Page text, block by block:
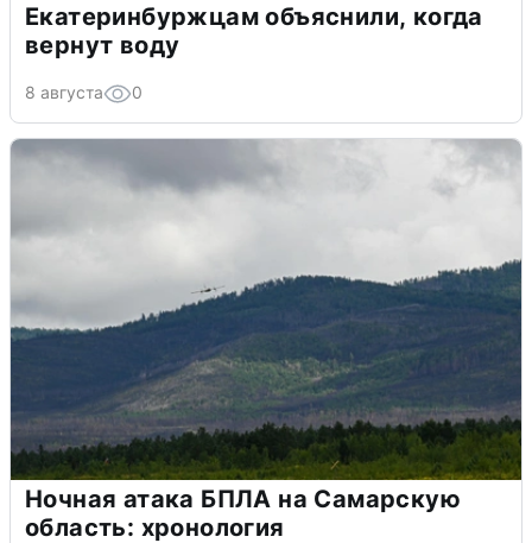
Екатеринбуржцам объяснили, когда
вернут воду
8 августа 0
Ночная атака БПЛА на Самарскую
область: хронология